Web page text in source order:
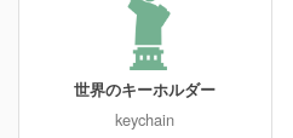
世界のキーホルダー
keychain